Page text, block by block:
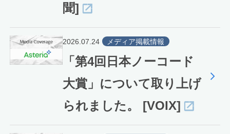
聞]
2026.07.24 メディア掲載情報
「第4回日本ノーコード
大賞」について取り上げ
られました。 [VOIX]